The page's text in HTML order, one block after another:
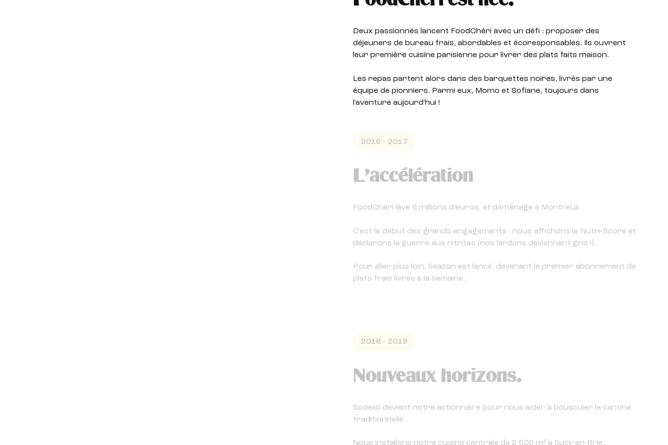
Deux passionnés lancent FoodChéri avec un défi : proposer des
déjeuners de bureau frais, abordables et écoresponsables. Ils ouvrent
leur première cuisine parisienne pour livrer des plats faits maison.
Les repas partent alors dans des barquettes noires, livrés par une
équipe de pionniers. Parmi eux, Momo et Sofiane, toujours dans
l'aventure aujourd'hui !
2016 - 2017
L’accélération
FoodChéri lève 6 millions d’euros, et déménage à Montreuil.
C'est le début des grands engagements : nous affichons le Nutri-Score et
déclarons la guerre aux nitrites (nos lardons deviennent gris !).
Pour aller plus loin, Seazon est lancé, devenant le premier abonnement de
plats frais livrés à la semaine.
2018 - 2019
Nouveaux horizons.
Sodexo devient notre actionnaire pour nous aider à bousculer la cantine
traditionnelle.
Nous installons notre cuisine centrale de 2 500 m² à Sucy-en-Brie.